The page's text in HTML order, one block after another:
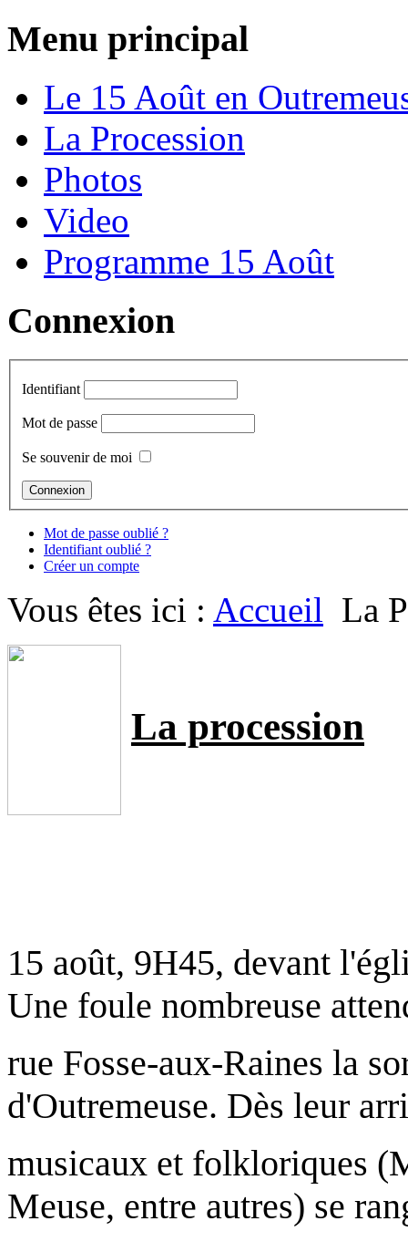
Menu principal
Le 15 Août en
La Procession
Photos
Video
Programme 15 Août
Connexion
Identifiant
Mot de passe
Se souvenir de moi
Mot de passe oublié ?
Identifiant oublié ?
Créer un compte
Vous êtes ici : Accueil La
La procession
15 août, 9H45, devant
Une foule nombreuse
rue Fosse-aux-Raines la
d'Outremeuse. Dès leur
musicaux et folkloriques
Meuse, entre autres) se